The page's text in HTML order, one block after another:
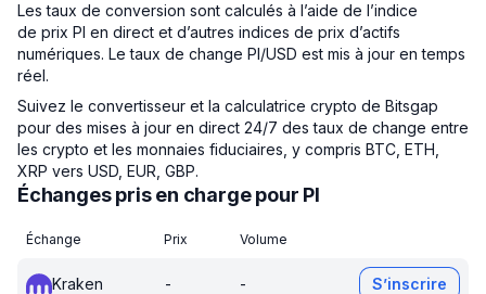
Les taux de conversion sont calculés à l’aide de l’indice
de prix PI en direct et d’autres indices de prix d’actifs
numériques. Le taux de change PI/USD est mis à jour en temps
réel.
Suivez le convertisseur et la calculatrice crypto de Bitsgap
pour des mises à jour en direct 24/7 des taux de change entre
les crypto et les monnaies fiduciaires, y compris BTC, ETH,
XRP vers USD, EUR, GBP.
Échanges pris en charge pour PI
Échange Prix Volume
Kraken - - S’inscrire